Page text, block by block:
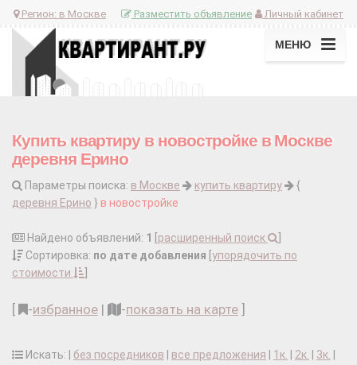
Регион: в Москве Личный кабинет
Разместить объявление
МЕНЮ
Купить квартиру в новостройке в Москве
деревня Ерино
Параметры поиска: в Москве купить квартиру
{
деревня Ерино } в новостройке
Найдено объявлений: 1 расширенный поиск
Сортировка: по дате добавления упорядочить по
стоимости
-избранное | -показать на карте
Искать: | без посредников все предложения 1к. 2к. 3к.